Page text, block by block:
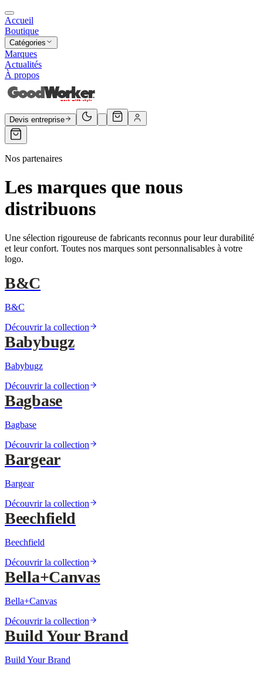
Accueil
Boutique
Catégories
Marques
Actualités
À propos
Devis entreprise
Nos partenaires
Les marques que nous
distribuons
Une sélection rigoureuse de fabricants reconnus pour leur durabilité
et leur confort. Toutes nos marques sont personnalisables à votre
logo.
B&C
B&C
Découvrir la collection
Babybugz
Babybugz
Découvrir la collection
Bagbase
Bagbase
Découvrir la collection
Bargear
Bargear
Découvrir la collection
Beechfield
Beechfield
Découvrir la collection
Bella+Canvas
Bella+Canvas
Découvrir la collection
Build Your Brand
Build Your Brand